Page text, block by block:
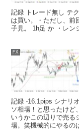
記録 トレード無し テ
は買い。・ただし、前
子見。 1h足 か ・レン
FX
記録 -16.1pips シナリ
ソ相場！と思ったけど
いうかこの辺りで売る
場。笑機械的にやるの